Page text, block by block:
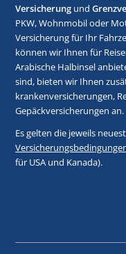
Versicherung und
PKW, Wohnmobil oder
Versicherung für Ihr
können wir Ihnen für
Arabische Halbinsel
sind, bieten wir Ihnen
krankenversicherungen,
Gepäckversicherungen an.
Es gelten die jeweils
für USA und Kanada).